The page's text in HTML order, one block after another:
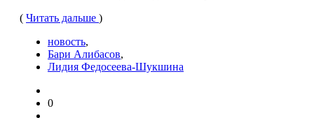
( Читать дальше )
новость,
Бари Алибасов,
Лидия Федосеева-Шукшина
0